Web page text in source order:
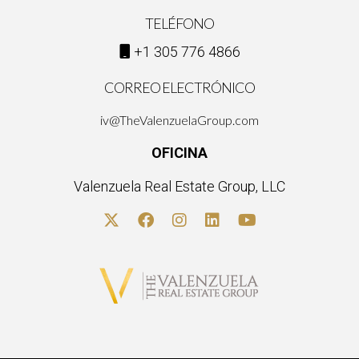
TELÉFONO
+1 305 776 4866
CORREO ELECTRÓNICO
iv@TheValenzuelaGroup.com
OFICINA
Valenzuela Real Estate Group, LLC